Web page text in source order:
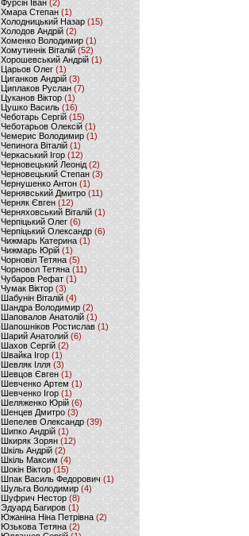
Фурсін Іван (2)
Хмара Степан(1)
Холодницький Назар(15)
Холодов Андрій (2)
Хоменко Володимир (1)
Хомутиннік Віталій (52)
Хорошевський Андрій (1)
Царьов Олег (1)
Циганков Андрій (3)
Циплаков Руслан(7)
Цуканов Віктор (1)
Цушко Василь (16)
Чеботарь Сергій (15)
Чеботарьов Олексій (1)
Чемерис Володимир (1)
Чепинога Віталій (1)
Черкаський Ігор (12)
Черновецький Леонід(2)
Черновецький Степан (3)
Чернушенко Антон (1)
Чернявський Дмитро(11)
Черняк Євген(12)
Черняховський Віталій (1)
Черпіцький Олег (6)
Черпіцький Олександр (6)
Чижмарь Катерина (1)
Чижмарь Юрій (1)
Чорновіл Тетяна (5)
Чорновол Тетяна (11)
Чубаров Рефат (1)
Чумак Віктор(3)
Шабунін Віталій (4)
Шандра Володимир (2)
Шаповалов Анатолій(1)
Шапошніков Ростислав(1)
Шарий Анатолий(6)
Шахов Сергій(2)
Швайка Ігор (1)
Шевляк Ілля (3)
Шевцов Євген (1)
Шевченко Артем(1)
Шевченко Ігор(1)
Шеляженко Юрій (6)
Шенцев Дмитро (3)
Шепелев Олександр (39)
Шипко Андрій(1)
Шкиряк Зорян(12)
Шкіль Андрій(2)
Шкіль Максим (4)
Шокін Віктор (15)
Шпак Василь Федорович (1)
Шульга Володимир (4)
Шуфрич Нестор(8)
Эдуард Багиров (1)
Южаніна Ніна Петрівна (2)
Юзькова Тетяна(2)